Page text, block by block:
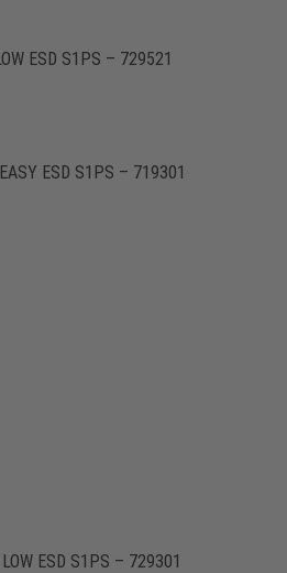
ESD S1PS – 729521
ESD S1PS – 719301
LOW ESD S1PS – 729301